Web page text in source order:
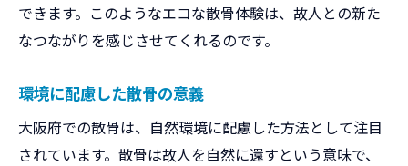
できます。このようなエコな散骨体験は、故人との新た
なつながりを感じさせてくれるのです。
環境に配慮した散骨の意義
大阪府での散骨は、自然環境に配慮した方法として注目
されています。散骨は故人を自然に還すという意味で、